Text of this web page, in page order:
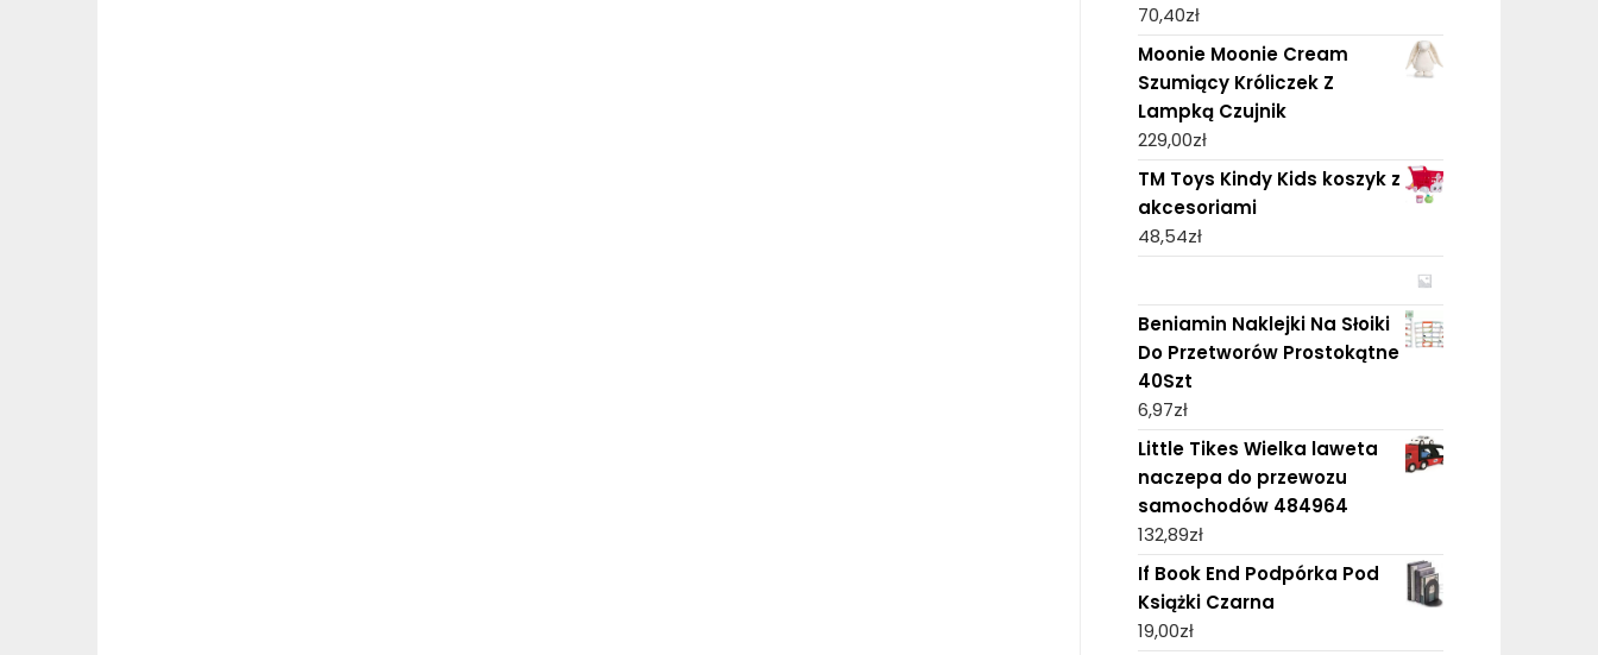
70,40zł
Moonie Moonie Cream
Szumiący Króliczek Z
Lampką Czujnik
229,00zł
TM Toys Kindy Kids koszyk z
akcesoriami
48,54zł
Beniamin Naklejki Na Słoiki
Do Przetworów Prostokątne
40Szt
6,97zł
Little Tikes Wielka laweta
naczepa do przewozu
samochodów 484964
132,89zł
If Book End Podpórka Pod
Książki Czarna
19,00zł